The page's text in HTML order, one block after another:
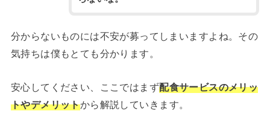
分からないものには不安が募ってしまいますよね。その
気持ちは僕もとても分かります。
安心してください、ここではまず配食サービスのメリッ
トやデメリットから解説していきます。